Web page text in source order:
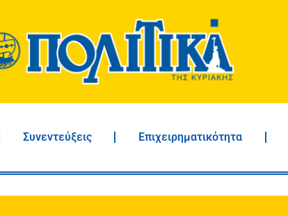
Συνεντεύξεις Επιχειρηματικότητα